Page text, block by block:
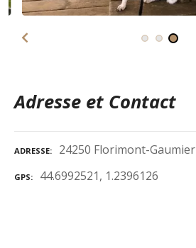
Adresse et Contact
ADRESSE 24250 Florimont-Gaumier
GPS 44.6992521, 1.2396126